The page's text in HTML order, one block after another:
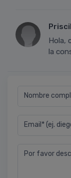
Hola,
la
Nombre
Email* (ej.
Por favor